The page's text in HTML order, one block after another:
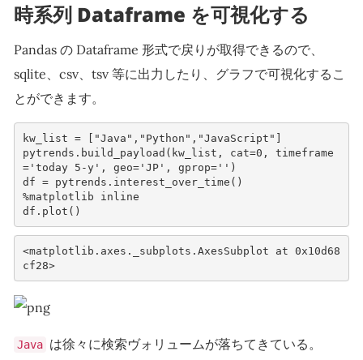
時系列 Dataframe を可視化する
Pandas の Dataframe 形式で戻りが取得できるので、
sqlite、csv、tsv 等に出力したり、グラフで可視化するこ
とができます。
kw_list = [ "Java" , "Python" , "JavaScript" ]
pytrends . build_payload ( kw_list , cat=0 ,
timeframe
='today 5-y' , geo='JP' , gprop='' )
df = pytrends . interest_over_time ()
%matplotlib
inline
df . plot ()
<matplotlib.axes._subplots.AxesSubplot at 0x10d68
cf28>
Java は徐々に検索ヴォリュームが落ちてきている。